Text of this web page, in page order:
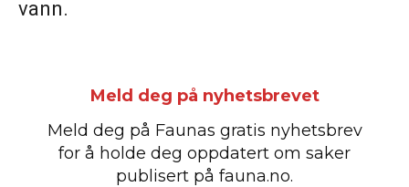
vann.
Meld deg på nyhetsbrevet
Meld deg på Faunas gratis nyhetsbrev
for å holde deg oppdatert om saker
publisert på fauna.no.